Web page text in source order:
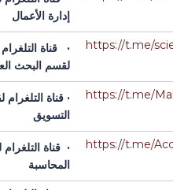
إدارة الأعمال
https://t.me/
· قناة التلغرام
لقسم البحث
https://t.me/
· قناة
التسويق
https://t.me/
· قناة
المحاسبة